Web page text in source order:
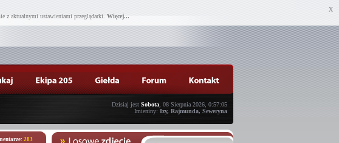
X
z aktualnymi ustawieniami przeglądarki. Więcej...
Dzisiaj jest Sobota, 08 Sierpnia 2026, 0:57:05
Imieniny: Izy, Rajmunda, Seweryna
283